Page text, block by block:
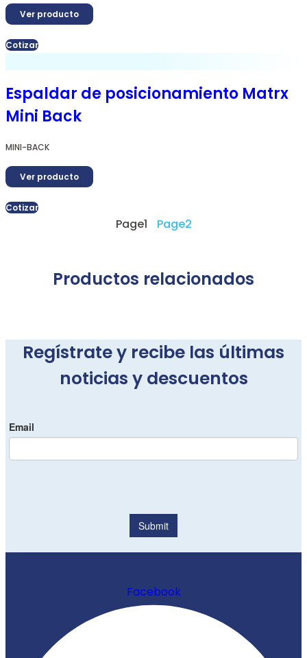
Ver producto
Cotizar
Espaldar de posicionamiento Matrx
Mini Back
MINI-BACK
Ver producto
Cotizar
Page1 Page2
Productos relacionados
Regístrate y recibe las últimas
noticias y descuentos
Facebook